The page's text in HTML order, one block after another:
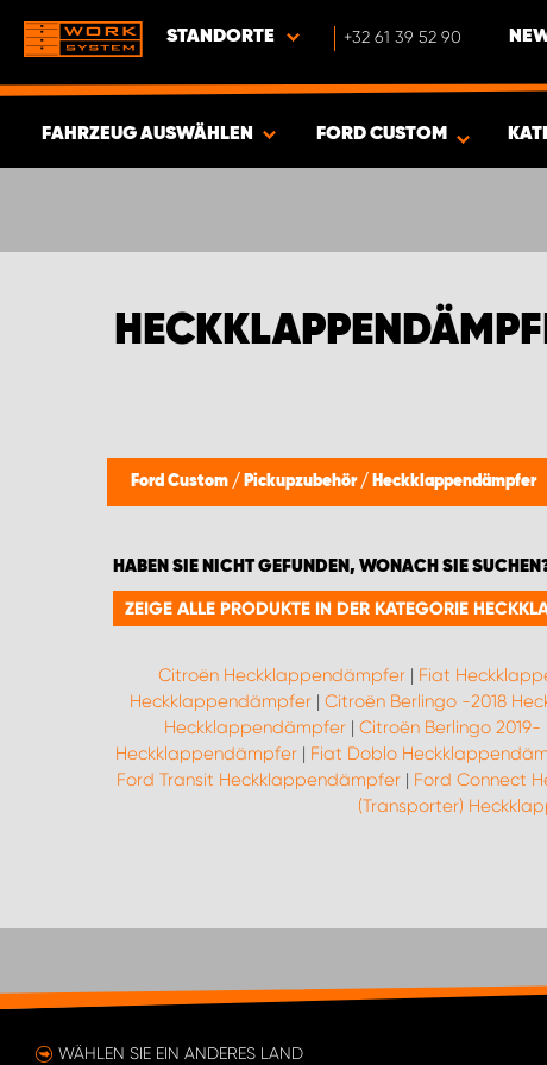
STANDORTE +32 61 39 52 90
FAHRZEUG AUSWÄHLEN
ARTIKEL
FORD CUSTOM
Ford Custom / Pickupzubehör / Heckklappendämpfer
HABEN SIE NICHT GEFUNDEN, WONACH SIE
ZEIGE ALLE PRODUKTE IN DER KATEGORIE
Citroën Heckklappendämpfer | Fiat
Heckklappendämpfer| Citroën Berlingo -2018
Heckklappendämpfer | Citroën Berlingo
Heckklappendämpfer | Fiat Doblo
Ford Transit Heckklappendämpfer | Ford Connect
(Transporter)
WÄHLEN SIE EIN ANDERES LAND